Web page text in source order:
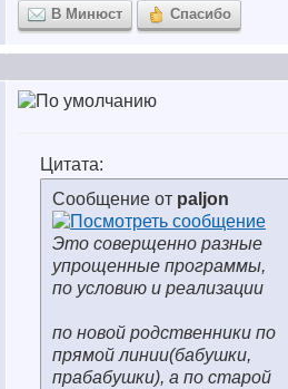
В Минюст Спасибо
Цитата:
Сообщение от paljon
Это соверщенно разные
упрощенные программы,
по условию и реализации
по новой родственники по
прямой линии(бабушки,
прабабушки), а по старой